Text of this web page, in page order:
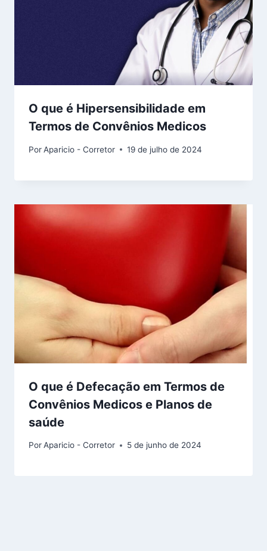
O que é Hipersensibilidade em
Termos de Convênios Medicos
PorAparicio - Corretor 19 de julho de 2024
O que é Defecação em Termos de
Convênios Medicos e Planos de
saúde
PorAparicio - Corretor 5 de junho de 2024